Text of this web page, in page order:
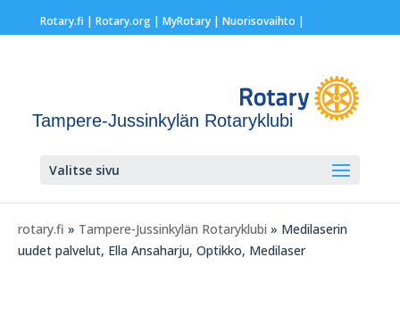
Rotary.fi | Rotary.org| MyRotary | Nuorisovaihto |
Tampere-Jussinkylän Rotaryklubi
Valitse sivu
rotary.fi » Tampere-Jussinkylän Rotaryklubi » Medilaserin
uudet palvelut, Ella Ansaharju, Optikko, Medilaser